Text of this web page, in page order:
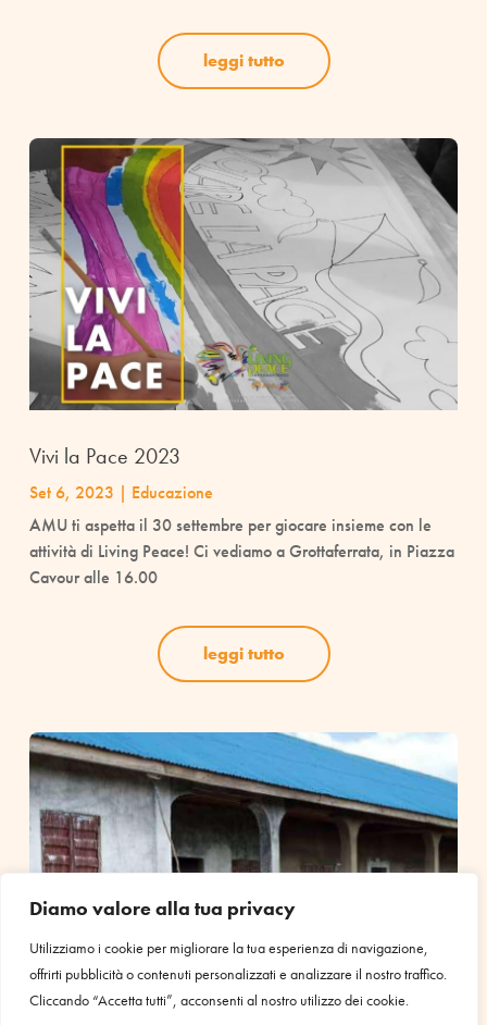
Diamo valore alla tua privacy
Utilizziamo i cookie per migliorare la tua esperienza di navigazione,
offrirti pubblicità o contenuti personalizzati e analizzare il nostro traffico.
Cliccando “Accetta tutti”, acconsenti al nostro utilizzo dei cookie.
leggi tutto
Vivi la Pace 2023
Set 6, 2023 | Educazione
AMU ti aspetta il 30 settembre per giocare insieme con le
attività di Living Peace! Ci vediamo a Grottaferrata, in Piazza
Cavour alle 16.00
leggi tutto